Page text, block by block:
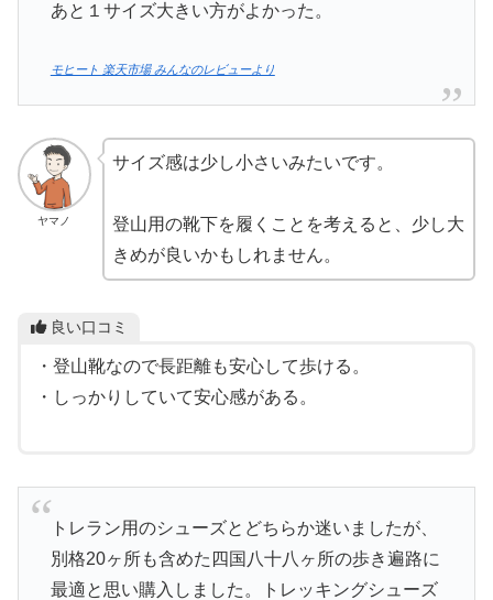
あと１サイズ大きい方がよかった。
モヒート 楽天市場 みんなのレビューより
ヤマノ
サイズ感は少し小さいみたいです。
登山用の靴下を履くことを考えると、少し大
きめが良いかもしれません。
良い口コミ
・登山靴なので長距離も安心して歩ける。
・しっかりしていて安心感がある。
トレラン用のシューズとどちらか迷いましたが、
別格20ヶ所も含めた四国八十八ヶ所の歩き遍路に
最適と思い購入しました。トレッキングシューズ